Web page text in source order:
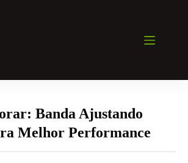
Banda Ajustando
Melhor Performance